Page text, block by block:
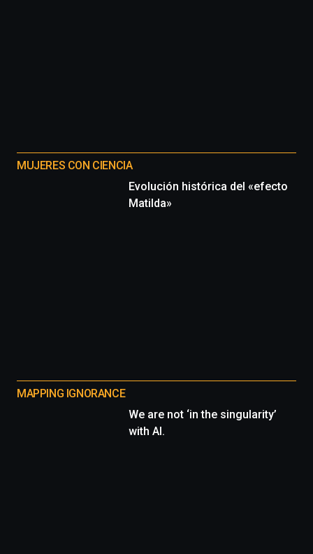
MUJERES CON CIENCIA
Evolución histórica del «efecto
Matilda»
MAPPING IGNORANCE
We are not ‘in the singularity’
with AI.